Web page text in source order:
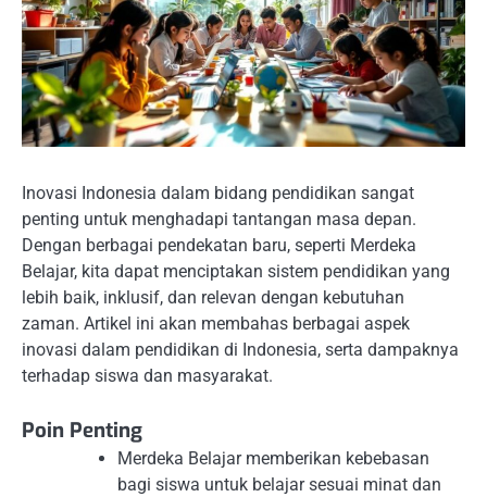
Inovasi Indonesia dalam bidang pendidikan sangat
penting untuk menghadapi tantangan masa depan.
Dengan berbagai pendekatan baru, seperti Merdeka
Belajar, kita dapat menciptakan sistem pendidikan yang
lebih baik, inklusif, dan relevan dengan kebutuhan
zaman. Artikel ini akan membahas berbagai aspek
inovasi dalam pendidikan di Indonesia, serta dampaknya
terhadap siswa dan masyarakat.
Poin Penting
Merdeka Belajar memberikan kebebasan
bagi siswa untuk belajar sesuai minat dan